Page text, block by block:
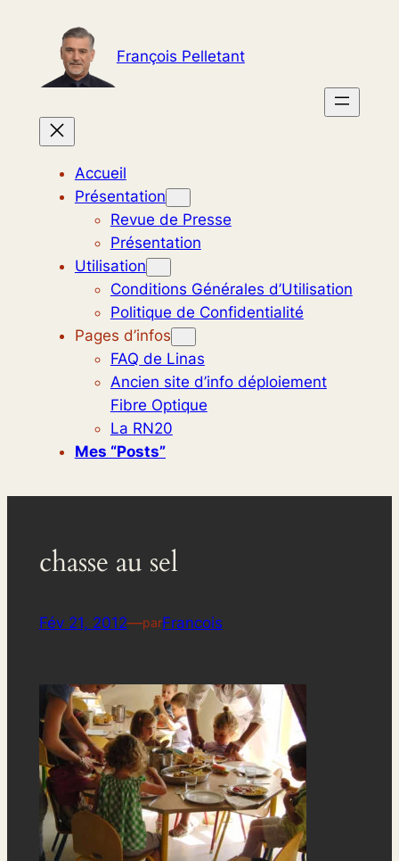
contenu
François Pelletant
Accueil
Présentation
Revue de Presse
Présentation
Utilisation
Conditions Générales d’Utilisation
Politique de Confidentialité
Pages d’infos
FAQ de Linas
Ancien site d’info déploiement
Fibre Optique
La RN20
Mes “posts”
chasse au sel
Fév 21, 2012—parFrancois